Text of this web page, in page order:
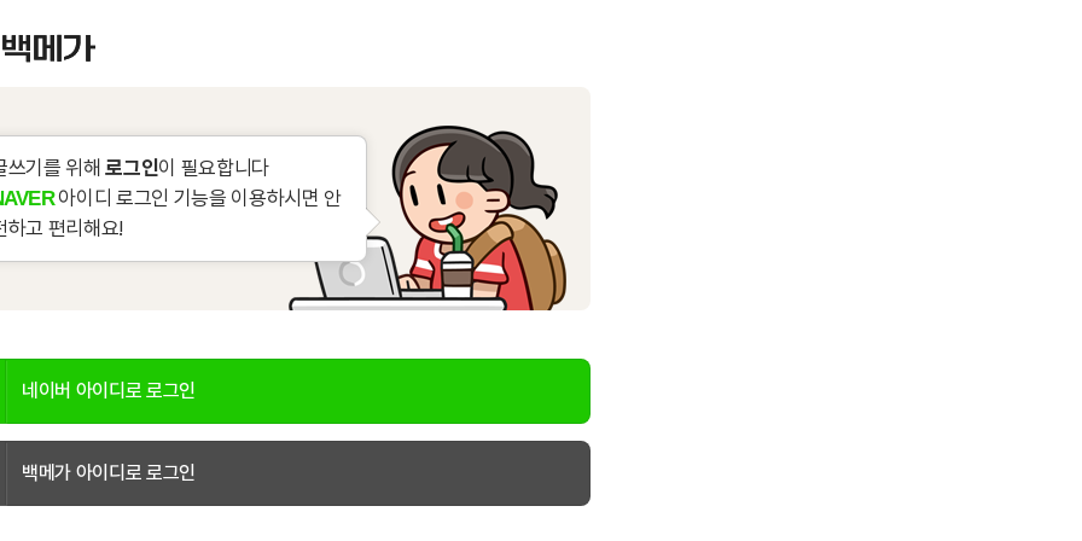
쓰기를 위해로그인이 필요합니다
아이디 로그인 기능을 이용하시면 안
하고 편리해요!
네이버 아이디로 로그인
백메가 아이디로 로그인